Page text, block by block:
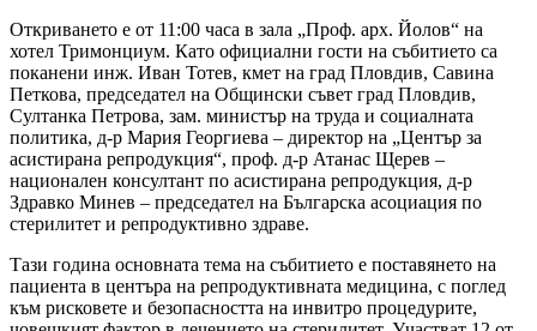
Откриването е от 11:00 часа в зала „Проф. арх. Йолов“ на
хотел Тримонциум. Като официални гости на събитието са
поканени инж. Иван Тотев, кмет на град Пловдив, Савина
Петкова, председател на Общински съвет град Пловдив,
Султанка Петрова, зам. министър на труда и социалната
политика, д-р Мария Георгиева – директор на „Център за
асистирана репродукция“, проф. д-р Атанас Щерев –
национален консултант по асистирана репродукция, д-р
Здравко Минев – председател на Българска асоциация по
стерилитет и репродуктивно здраве.
Тази година основната тема на събитието е поставянето на
пациента в центъра на репродуктивната медицина, с поглед
към рисковете и безопасността на инвитро процедурите,